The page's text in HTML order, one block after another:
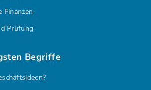
Finanzen
Prüfung
Begriffe